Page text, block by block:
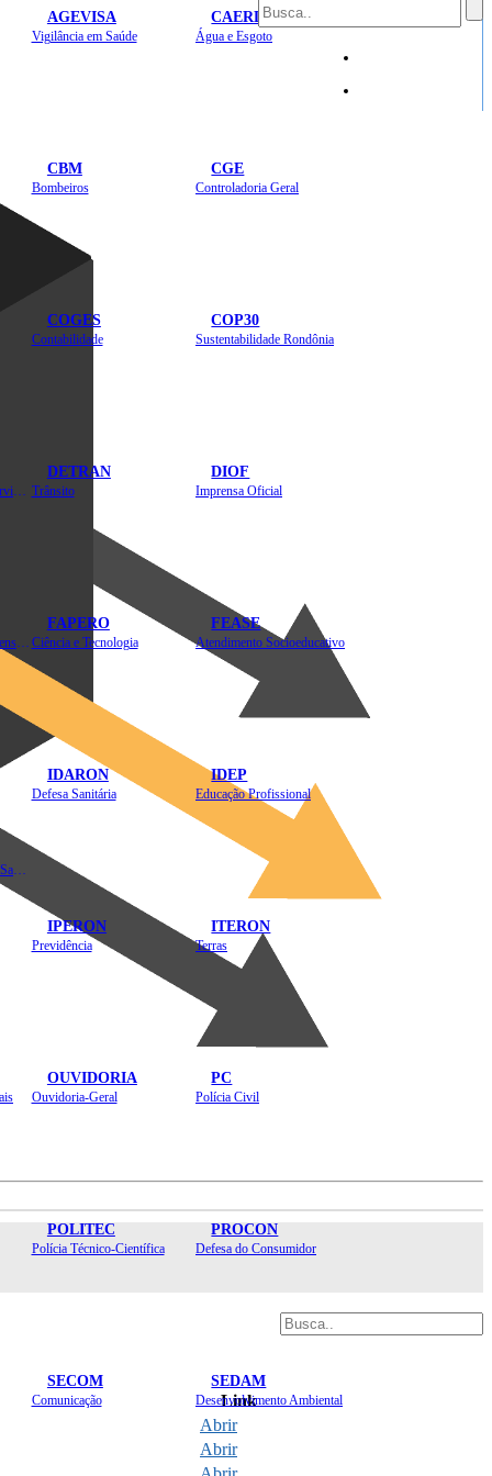
AGEVISA
Vigilância em Saúde
CAERD
Água e Esgoto
CBM
Bombeiros
CGE
Controladoria Geral
COGES
Contabilidade
COP30
Sustentabilidade Rondônia
DETRAN
Trânsito
DIOF
Imprensa Oficial
FAPERO
Ciência e Tecnologia
FEASE
Atendimento Socioeducativo
IDARON
Defesa Sanitária
IDEP
Educação Profissional
IPERON
Previdência
ITERON
Terras
OUVIDORIA
Ouvidoria-Geral
PC
Polícia Civil
POLITEC
Polícia Técnico-Científica
PROCON
Defesa do Consumidor
SECOM
Comunicação
SEDAM
Desenvolvimento Ambiental
Mapa do Site
Link
Abrir
Abrir